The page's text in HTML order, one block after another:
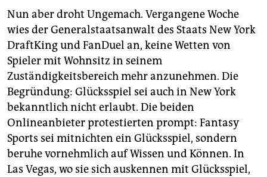
Nun aber droht Ungemach. Vergangene Woche
wies der Generalstaatsanwalt des Staats New York
DraftKing und FanDuel an, keine Wetten von
Spieler mit Wohnsitz in seinem
Zuständigkeitsbereich mehr anzunehmen. Die
Begründung: Glücksspiel sei auch in New York
bekanntlich nicht erlaubt. Die beiden
Onlineanbieter protestierten prompt: Fantasy
Sports sei mitnichten ein Glücksspiel, sondern
beruhe vornehmlich auf Wissen und Können. In
Las Vegas, wo sie sich auskennen mit Glücksspiel,